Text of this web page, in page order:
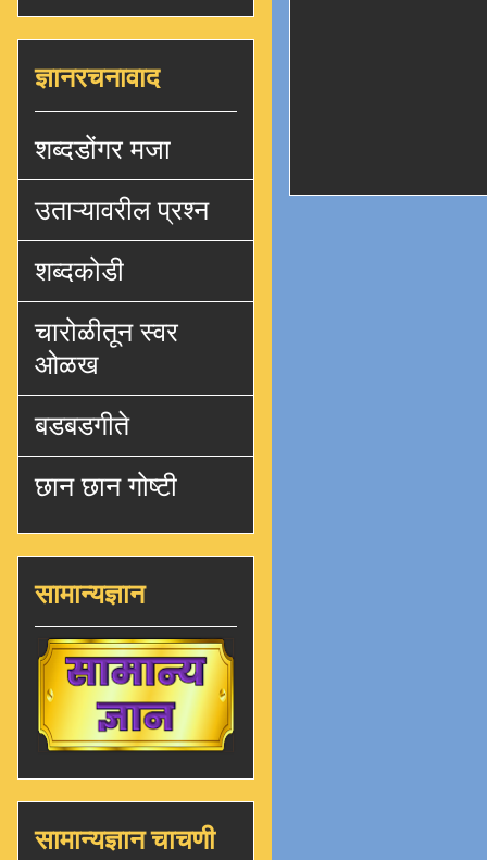
ज्ञानरचनावाद
शब्दडोंगर मजा
उताऱ्यावरील प्रश्न
शब्दकोडी
चारोळीतून स्वर
ओळख
बडबडगीते
छान छान गोष्टी
सामान्यज्ञान
सामान्यज्ञान चाचणी